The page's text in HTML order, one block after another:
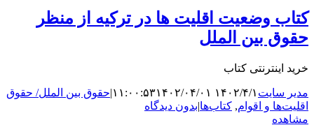
کتاب وضعیت اقلیت ها در ترکیه از منظر
حقوق بین الملل
خرید اینترنتی کتاب
مدیر سایت ۱۴۰۲/۴/۱ ۱۱:۰۰:۵۳ ۱۴۰۲/۰۴/۰۱ |حقوق بین الملل/ حقوق
اقلیت‌ها و اقوام, کتاب‌ها|بدون دیدگاه
مشاهده